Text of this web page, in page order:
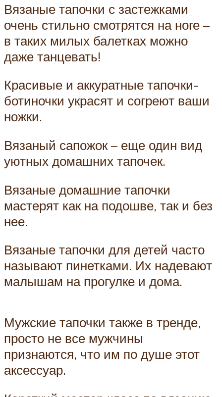
Вязаные тапочки с застежками
очень стильно смотрятся на ноге –
в таких милых балетках можно
даже танцевать!
Красивые и аккуратные тапочки-
ботиночки украсят и согреют ваши
ножки.
Вязаный сапожок – еще один вид
уютных домашних тапочек.
Вязаные домашние тапочки
мастерят как на подошве, так и без
нее.
Вязаные тапочки для детей часто
называют пинетками. Их надевают
малышам на прогулке и дома.
Мужские тапочки также в тренде,
просто не все мужчины
признаются, что им по душе этот
аксессуар.